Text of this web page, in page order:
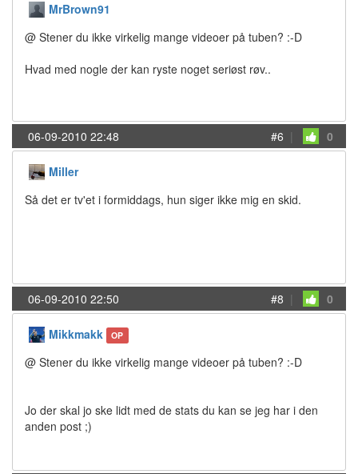
MrBrown91
@ Stener du ikke virkelig mange videoer på tuben? :-D
Hvad med nogle der kan ryste noget seriøst røv..
06-09-2010 22:48 #6 | 0
Miller
Så det er tv'et i formiddags, hun siger ikke mig en skid.
06-09-2010 22:50 #8 | 0
Mikkmakk OP
@ Stener du ikke virkelig mange videoer på tuben? :-D
Jo der skal jo ske lidt med de stats du kan se jeg har i den
anden post ;)